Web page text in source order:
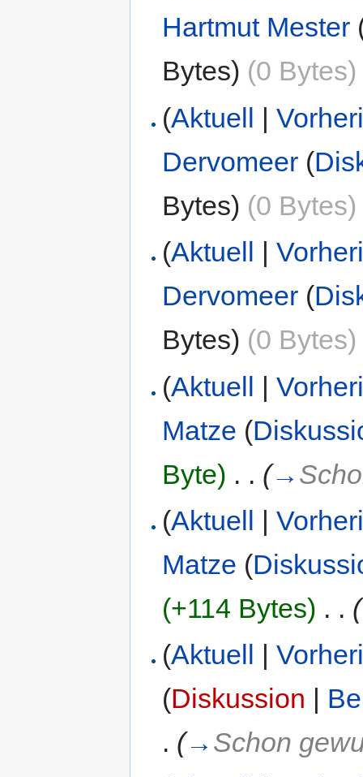
Hartmut Mester
Bytes) (0 Bytes)
(Aktuell |
Dervomeer (
Bytes) (0 Bytes)
(Aktuell |
Dervomeer (
Bytes) (0 Bytes)
(Aktuell |
Matze (
Byte) . . (→
(Aktuell |
Matze (
(+114 Bytes) . . (
(Aktuell |
(Diskussion
. (→ Schon